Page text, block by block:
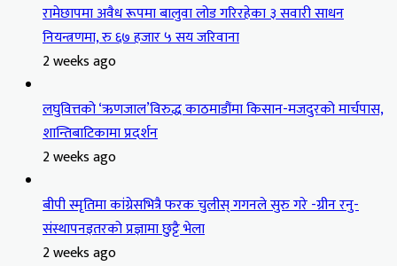
रामेछापमा अवैध रूपमा बालुवा लोड गरिरहेका ३ सवारी साधन
नियन्त्रणमा, रु ६७ हजार ५ सय जरिवाना
2 weeks ago
लघुवित्तको ‘ऋणजाल’विरुद्ध काठमाडौंमा किसान-मजदुरको मार्चपास,
शान्तिबाटिकामा प्रदर्शन
2 weeks ago
बीपी स्मृतिमा कांग्रेसभित्रै फरक चुलीस् गगनले सुरु गरे -ग्रीन रनु-
संस्थापनइतरको प्रज्ञामा छुट्टै भेला
2 weeks ago